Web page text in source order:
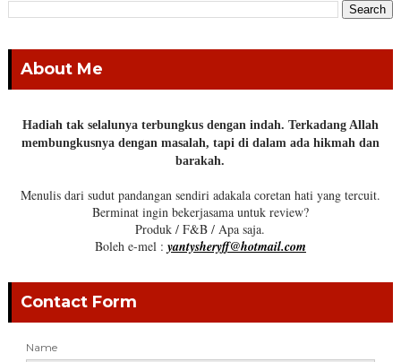
About Me
Hadiah tak selalunya terbungkus dengan indah. Terkadang Allah
membungkusnya dengan masalah, tapi di dalam ada hikmah dan
barakah.
Menulis dari sudut pandangan sendiri adakala coretan hati yang tercuit.
Berminat ingin bekerjasama untuk review?
Produk / F&B / Apa saja.
Boleh e-mel : yantysheryff@hotmail.com
Contact Form
Name